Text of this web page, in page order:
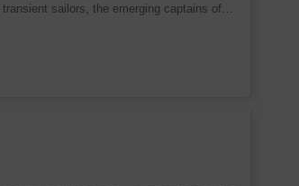
sailors, the emerging captains of
its turbulent past it has been